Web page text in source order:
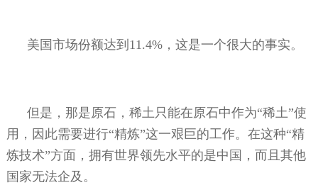
美国市场份额达到 11.4% ，这是一个很大的事实。
但是，那是原石，稀土只能在原石中作为“稀土”使
用，因此需要进行“精炼”这一艰巨的工作。在这种“精
炼技术”方面，拥有世界领先水平的是中国，而且其他
国家无法企及。